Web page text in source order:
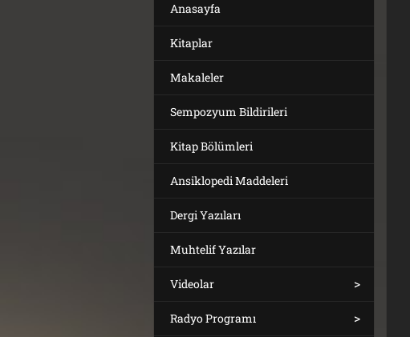
Anasayfa
Kitaplar
Makaleler
Sempozyum Bildirileri
Kitap Bölümleri
Ansiklopedi Maddeleri
Dergi Yazıları
Muhtelif Yazılar
Videolar
Radyo Programı